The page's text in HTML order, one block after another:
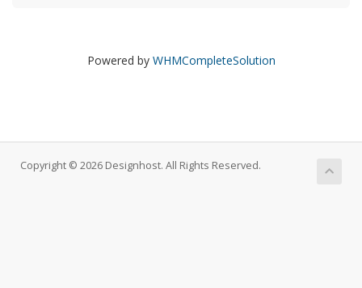
Powered by WHMCompleteSolution
Copyright © 2026 Designhost. All Rights Reserved.